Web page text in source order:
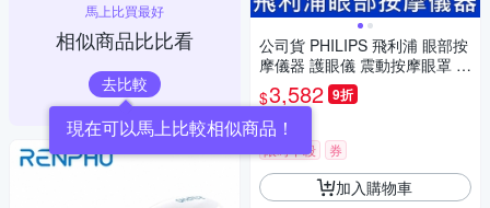
馬上比買最好
相似商品比比看
去比較
公司貨 PHILIPS 飛利浦 眼部按
摩儀器 護眼儀 震動按摩眼罩 睡
眠眼罩 緩解疲勞 冷熱雙敷 舒緩
眼部疲勞 方便攜帶
$3,582 9折
限時下殺 券
加入購物車